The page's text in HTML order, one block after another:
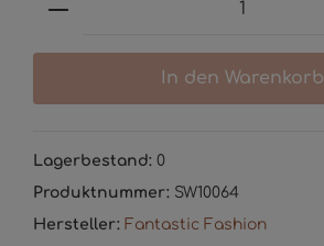
In den Warenkorb
Lagerbestand: 0
Produktnummer: SW10064
Hersteller: Fantastic Fashion